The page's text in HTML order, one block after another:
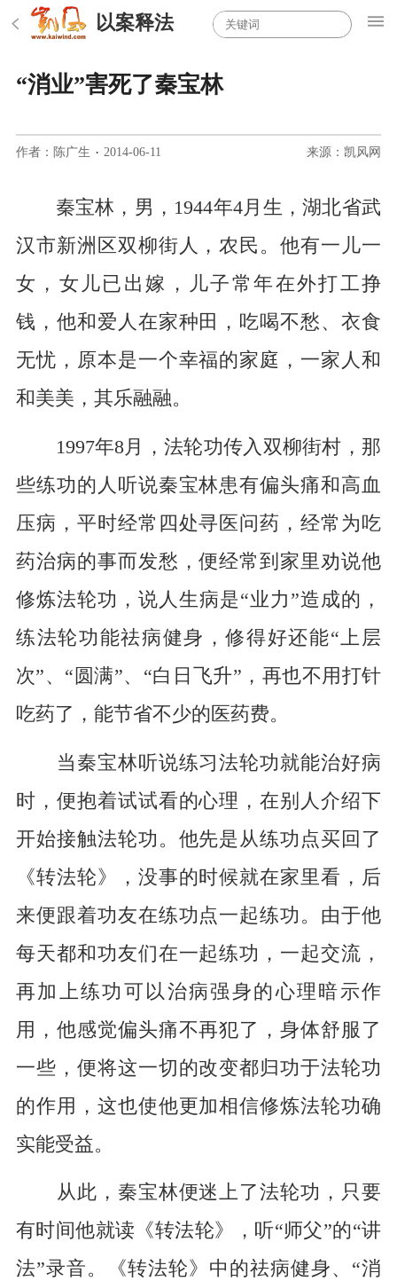
以案释法
“消业”害死了秦宝林
作者：陈广生 · 2014-06-11 来源：凯风网
秦宝林，男，1944年4月生，湖北省武
汉市新洲区双柳街人，农民。他有一儿一
女，女儿已出嫁，儿子常年在外打工挣
钱，他和爱人在家种田，吃喝不愁、衣食
无忧，原本是一个幸福的家庭，一家人和
和美美，其乐融融。
1997年8月，法轮功传入双柳街村，那
些练功的人听说秦宝林患有偏头痛和高血
压病，平时经常四处寻医问药，经常为吃
药治病的事而发愁，便经常到家里劝说他
修炼法轮功，说人生病是“业力”造成的，
练法轮功能祛病健身，修得好还能“上层
次”、“圆满”、“白日飞升”，再也不用打针
吃药了，能节省不少的医药费。
当秦宝林听说练习法轮功就能治好病
时，便抱着试试看的心理，在别人介绍下
开始接触法轮功。他先是从练功点买回了
《转法轮》，没事的时候就在家里看，后
来便跟着功友在练功点一起练功。由于他
每天都和功友们在一起练功，一起交流，
再加上练功可以治病强身的心理暗示作
用，他感觉偏头痛不再犯了，身体舒服了
一些，便将这一切的改变都归功于法轮功
的作用，这也使他更加相信修炼法轮功确
实能受益。
从此，秦宝林便迷上了法轮功，只要
有时间他就读《转法轮》，听“师父”的“讲
法”录音。《转法轮》中的祛病健身、“消